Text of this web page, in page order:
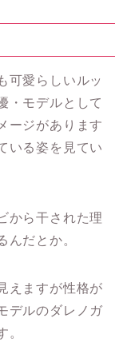
可愛らしいルッ
・モデルとして
ージがあります
いる姿を見てい
から干された理
んだとか。
えますが性格が
デルのダレノガ
。